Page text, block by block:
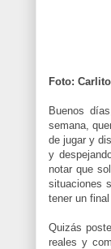
Foto:
Buenos
semana,
de jugar y
y
notar que
situaciones
tener un
Quizás
reales y